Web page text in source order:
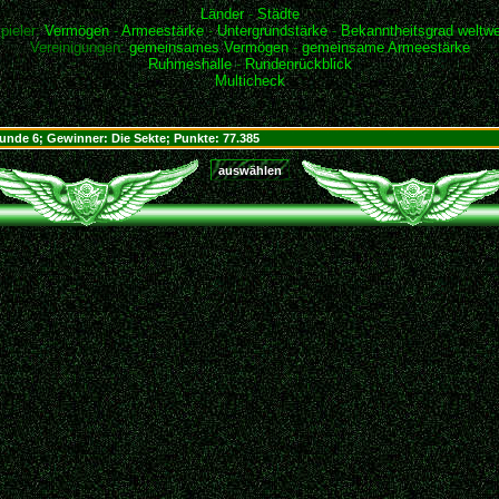
Länder-Städte
Vermögen-Armeestärke-Untergrundstärke-Bekanntheitsgrad
Vereinigungen:gemeinsames Vermögen-gemeinsame Armeestärke
Ruhmeshalle-Rundenrückblick
Multicheck